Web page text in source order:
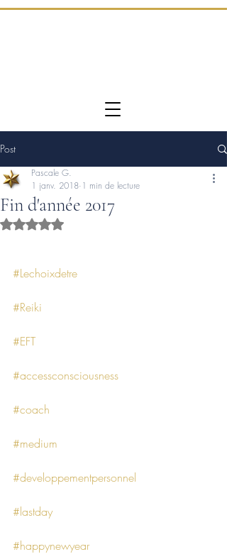
Post
Fin d'année 2017
Pascale G.
1 janv. 2018 1 min de lecture
Noté NaN étoiles sur 5.
#Lechoixdetre
#Reiki
#EFT
#accessconsciousness
#coach
#medium
#developpementpersonnel
#lastday
#happynewyear